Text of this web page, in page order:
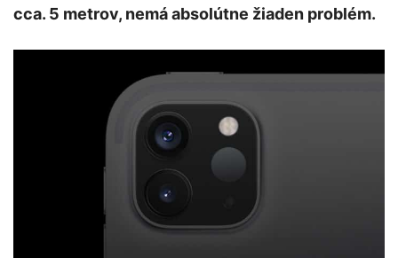
cca. 5 metrov, nemá absolútne žiaden problém.